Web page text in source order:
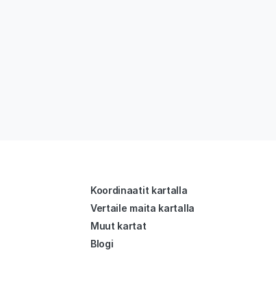
Koordinaatit kartalla
Vertaile maita kartalla
Muut kartat
Blogi